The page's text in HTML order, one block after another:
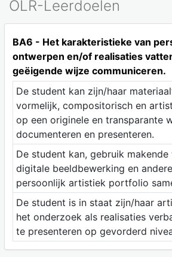
OLR-Leerdoelen
BA6 - Het karakteristieke van
ontwerpen en/of realisaties
geëigende wijze communiceren.
De student kan zijn/haar
vormelijk, compositorisch en
op een originele en transparante
documenteren en presenteren.
De student kan, gebruik makende
digitale beeldbewerking en
persoonlijk artistiek portfolio
De student is in staat zijn/haar
het onderzoek als realisaties
te presenteren op gevorderd